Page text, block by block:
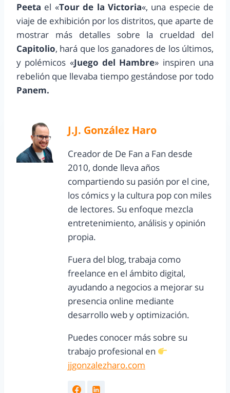
Peeta el «Tour de la Victoria«, una especie de
viaje de exhibición por los distritos, que aparte de
mostrar más detalles sobre la crueldad del
Capitolio, hará que los ganadores de los últimos,
y polémicos «Juego del Hambre» inspiren una
rebelión que llevaba tiempo gestándose por todo
Panem.
J.J. González Haro
Creador de De Fan a Fan desde
2010, donde lleva años
compartiendo su pasión por el cine,
los cómics y la cultura pop con miles
de lectores. Su enfoque mezcla
entretenimiento, análisis y opinión
propia.
Fuera del blog, trabaja como
freelance en el ámbito digital,
ayudando a negocios a mejorar su
presencia online mediante
desarrollo web y optimización.
Puedes conocer más sobre su
trabajo profesional en
jjgonzalezharo.com